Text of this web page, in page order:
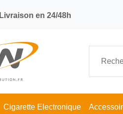
Livraison en 24/48h
Cigarette Electronique